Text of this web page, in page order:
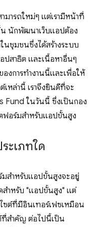
มารถใหม่ๆ แต่เรามีหน้าที่
น นักพัฒนาเว็บแอปต้อง
ชุมชนซึ่งได้สร้างระบบ
ปสาธิต และเนื้อหาอื่นๆ
งการทำงานนี้และเพื่อให้
เหล่านี้ เราจึงยินดีที่จะ
Fund ในวันนี้ ซึ่งเป็นกอง
อร์มสําหรับแอปขั้นสูง
ะเภทใด
สําหรับแอปขั้นสูงจะอยู่
สำหรับ "แอปขั้นสูง" แต่
ซต์ที่มีอินเทอร์เฟซเหมือน
ที่สำคัญ ต่อไปนี้เป็น